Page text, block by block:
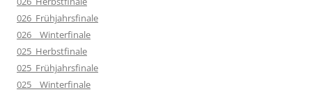
026_Frühjahrsfinale
026__Winterfinale
025_Herbstfinale
025_Frühjahrsfinale
025__Winterfinale